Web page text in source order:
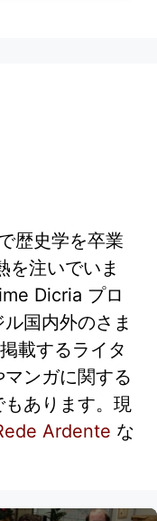
歴史学を卒業
を注いでいま
Dicria プロ
国内外のさま
載するライタ
ンガに関する
あります。現
Ardente な